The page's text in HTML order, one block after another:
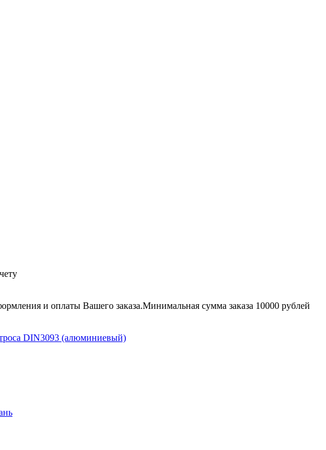
и оплаты Вашего заказа.Минимальная сумма заказа 10000 рублей
DIN3093 (алюминиевый)